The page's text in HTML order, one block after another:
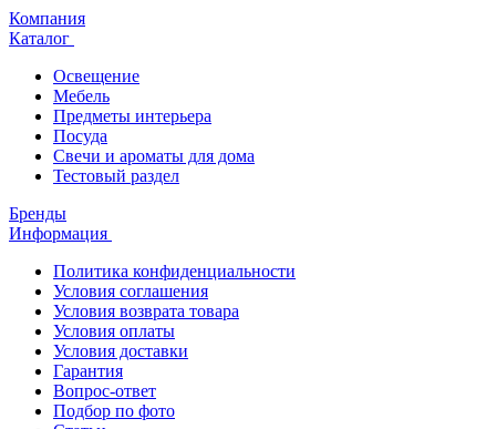
Компания
Каталог
Освещение
Мебель
Предметы интерьера
Посуда
Свечи и ароматы для дома
Тестовый раздел
Бренды
Информация
Политика конфиденциальности
Условия соглашения
Условия возврата товара
Условия оплаты
Условия доставки
Гарантия
Вопрос-ответ
Подбор по фото